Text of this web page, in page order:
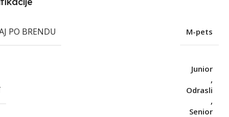
PO BRENDU M-pets
Junior
,
Odrasli
,
Senior